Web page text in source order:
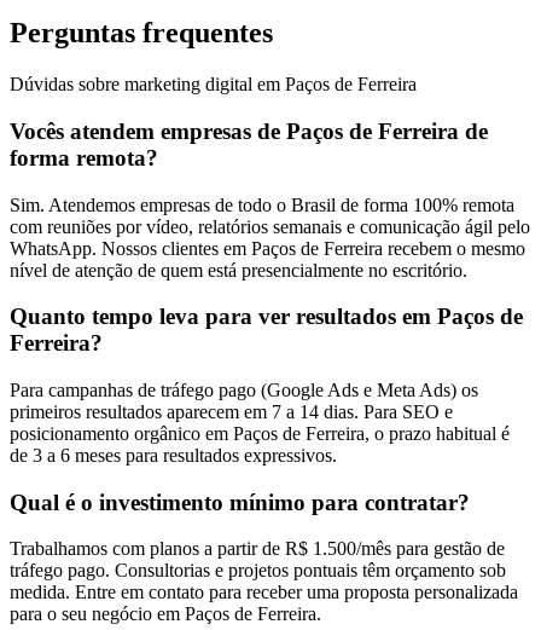
Perguntas frequentes
Dúvidas sobre marketing digital em Paços de Ferreira
Vocês atendem empresas de Paços de Ferreira de
forma remota?
Sim. Atendemos empresas de todo o Brasil de forma 100% remota
com reuniões por vídeo, relatórios semanais e comunicação ágil pelo
WhatsApp. Nossos clientes em Paços de Ferreira recebem o mesmo
nível de atenção de quem está presencialmente no escritório.
Quanto tempo leva para ver resultados em Paços de
Ferreira?
Para campanhas de tráfego pago (Google Ads e Meta Ads) os
primeiros resultados aparecem em 7 a 14 dias. Para SEO e
posicionamento orgânico em Paços de Ferreira, o prazo habitual é
de 3 a 6 meses para resultados expressivos.
Qual é o investimento mínimo para contratar?
Trabalhamos com planos a partir de R$ 1.500/mês para gestão de
tráfego pago. Consultorias e projetos pontuais têm orçamento sob
medida. Entre em contato para receber uma proposta personalizada
para o seu negócio em Paços de Ferreira.